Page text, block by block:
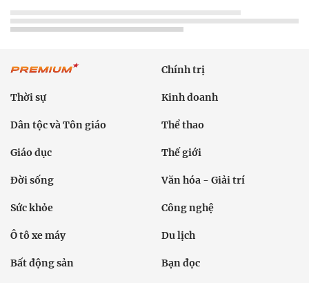
Chính trị
Thời sự Kinh doanh
Dân tộc và Tôn giáo Thể thao
Giáo dục Thế giới
Đời sống Văn hóa - Giải trí
Sức khỏe Công nghệ
Ô tô xe máy Du lịch
Bất động sản Bạn đọc